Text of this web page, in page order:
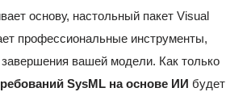
основу, настольный пакет Visual
профессиональные инструменты,
вашей модели. Как только
SysML на основе ИИ будет